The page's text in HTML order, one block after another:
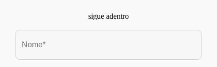
sigue adentro